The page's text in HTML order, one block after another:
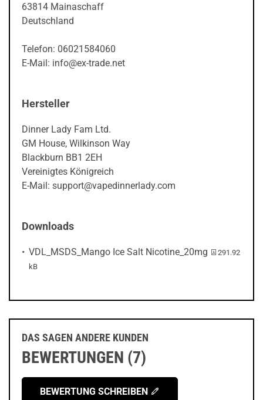
63814 Mainaschaff
Deutschland
Telefon: 06021584060
E-Mail: info@ex-trade.net
Hersteller
Dinner Lady Fam Ltd.
GM House, Wilkinson Way
Blackburn BB1 2EH
Vereinigtes Königreich
E-Mail: support@vapedinnerlady.com
Downloads
VDL_MSDS_Mango Ice Salt Nicotine_20mg PDF-Datei:
291.92
kB
DAS SAGEN ANDERE KUNDEN
BEWERTUNGEN (7)
BEWERTUNG SCHREIBEN